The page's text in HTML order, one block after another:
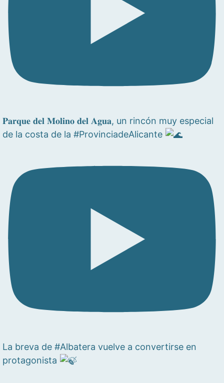
𝐏𝐚𝐫𝐪𝐮𝐞 𝐝𝐞𝐥 𝐌𝐨𝐥𝐢𝐧𝐨 𝐝𝐞𝐥 𝐀𝐠𝐮𝐚, un rincón muy especial
de la costa de la #ProvinciadeAlicante
La breva de #Albatera vuelve a convertirse en
protagonista